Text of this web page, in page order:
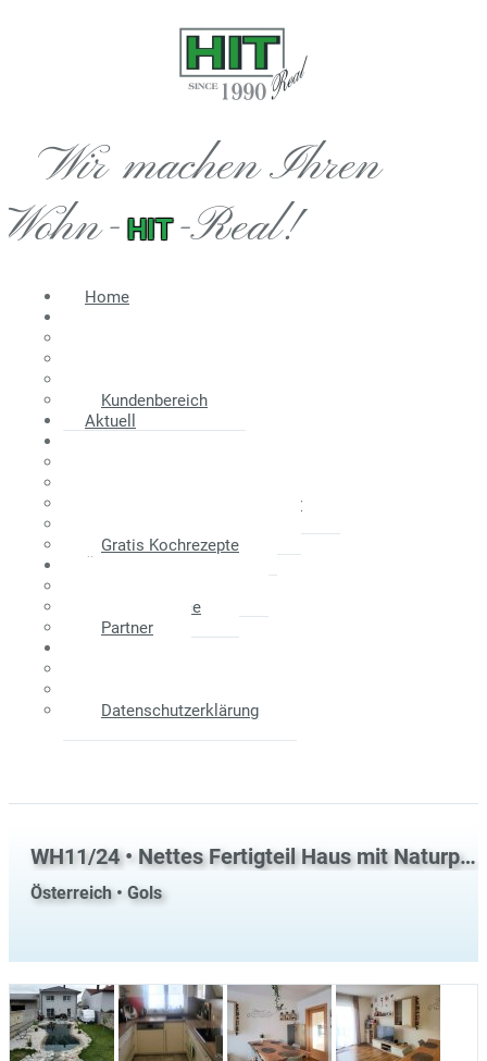
Wir machen Ihren
Wohn- HIT-Real!
Home
Kundenbereich
Aktuell
Maklerprovision - Verkäufer
Gratis Kochrezepte
Unser Service
Partner
Datenschutzerklärung
WH11/24 • Nettes Fertigteil Haus mit Naturpool
Österreich • Gols